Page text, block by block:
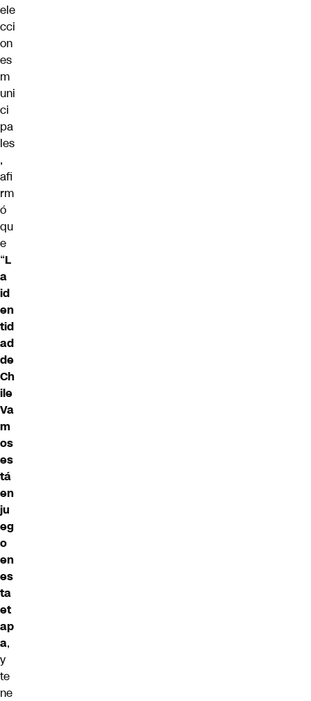
ele
cci
on
es
m
uni
ci
pa
les
,
afi
rm
ó
qu
e
“L
a
id
en
tid
ad
de
Ch
ile
Va
m
os
es
tá
en
ju
eg
o
en
es
ta
et
ap
a,
y
te
ne